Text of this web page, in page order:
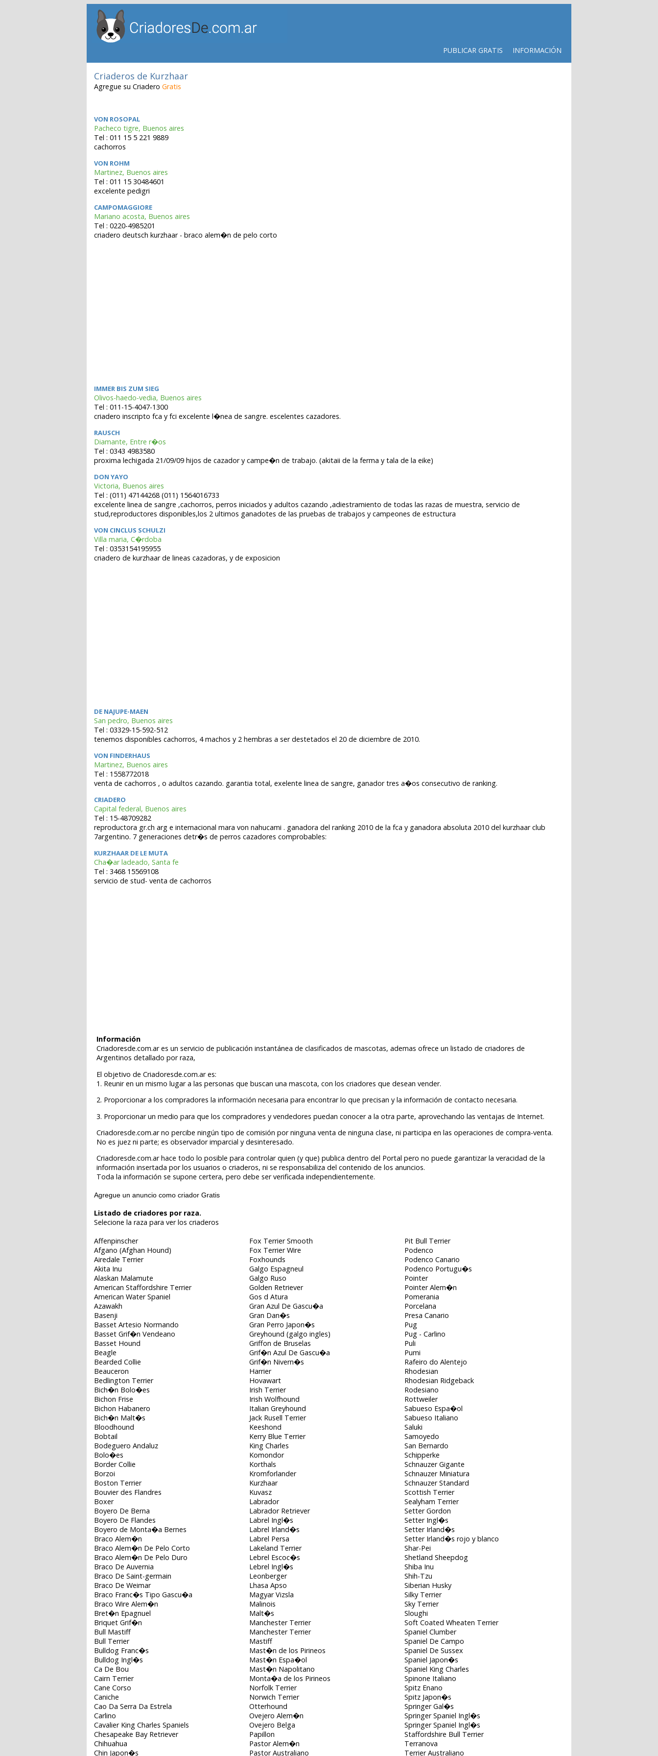
PUBLICAR GRATIS INFORMACIÓN
Criaderos de Kurzhaar
Agregue su Criadero Gratis
VON ROSOPAL
Pacheco tigre, Buenos aires
Tel : 011 15 5 221 9889
cachorros
VON ROHM
Martinez, Buenos aires
Tel : 011 15 30484601
excelente pedigri
CAMPOMAGGIORE
Mariano acosta, Buenos aires
Tel : 0220-4985201
criadero deutsch kurzhaar - braco alem�n de pelo corto
IMMER BIS ZUM SIEG
Olivos-haedo-vedia, Buenos aires
Tel : 011-15-4047-1300
criadero inscripto fca y fci excelente l�nea de sangre. escelentes cazadores.
RAUSCH
Diamante, Entre r�os
Tel : 0343 4983580
proxima lechigada 21/09/09 hijos de cazador y campe�n de trabajo. (akitaii de la ferma y tala de la eike)
DON YAYO
Victoria, Buenos aires
Tel : (011) 47144268 (011) 1564016733
excelente linea de sangre ,cachorros, perros iniciados y adultos cazando ,adiestramiento de todas las razas de muestra, servicio de
stud,reproductores disponibles,los 2 ultimos ganadotes de las pruebas de trabajos y campeones de estructura
VON CINCLUS SCHULZI
Villa maria, C�rdoba
Tel : 0353154195955
criadero de kurzhaar de lineas cazadoras, y de exposicion
DE NAJUPE-MAEN
San pedro, Buenos aires
Tel : 03329-15-592-512
tenemos disponibles cachorros, 4 machos y 2 hembras a ser destetados el 20 de diciembre de 2010.
VON FINDERHAUS
Martinez, Buenos aires
Tel : 1558772018
venta de cachorros , o adultos cazando. garantia total, exelente linea de sangre, ganador tres a�os consecutivo de ranking.
CRIADERO
Capital federal, Buenos aires
Tel : 15-48709282
reproductora gr.ch arg e internacional mara von nahucami . ganadora del ranking 2010 de la fca y ganadora absoluta 2010 del kurzhaar club
7argentino. 7 generaciones detr�s de perros cazadores comprobables:
KURZHAAR DE LE MUTA
Cha�ar ladeado, Santa fe
Tel : 3468 15569108
servicio de stud- venta de cachorros
Información
Criadoresde.com.ar es un servicio de publicación instantánea de clasificados de mascotas, ademas ofrece un listado de criadores de
Argentinos detallado por raza,
El objetivo de Criadoresde.com.ar es:
1. Reunir en un mismo lugar a las personas que buscan una mascota, con los criadores que desean vender.
2. Proporcionar a los compradores la información necesaria para encontrar lo que precisan y la información de contacto necesaria.
3. Proporcionar un medio para que los compradores y vendedores puedan conocer a la otra parte, aprovechando las ventajas de Internet.
Criadoresde.com.ar no percibe ningún tipo de comisión por ninguna venta de ninguna clase, ni participa en las operaciones de compra-venta.
No es juez ni parte; es observador imparcial y desinteresado.
Criadoresde.com.ar hace todo lo posible para controlar quien (y que) publica dentro del Portal pero no puede garantizar la veracidad de la
información insertada por los usuarios o criaderos, ni se responsabiliza del contenido de los anuncios.
Toda la información se supone certera, pero debe ser verificada independientemente.
Agregue un anuncio como criador Gratis
Listado de criadores por raza.
Selecione la raza para ver los criaderos
Affenpinscher
Afgano (Afghan Hound)
Airedale Terrier
Akita Inu
Alaskan Malamute
American Staffordshire Terrier
American Water Spaniel
Azawakh
Basenji
Basset Artesio Normando
Basset Grif�n Vendeano
Basset Hound
Beagle
Bearded Collie
Beauceron
Bedlington Terrier
Bich�n Bolo�es
Bichon Frise
Bichon Habanero
Bich�n Malt�s
Bloodhound
Bobtail
Bodeguero Andaluz
Bolo�es
Border Collie
Borzoi
Boston Terrier
Bouvier des Flandres
Boxer
Boyero De Berna
Boyero De Flandes
Boyero de Monta�a Bernes
Braco Alem�n
Braco Alem�n De Pelo Corto
Braco Alem�n De Pelo Duro
Braco De Auvernia
Braco De Saint-germain
Braco De Weimar
Braco Franc�s Tipo Gascu�a
Braco Wire Alem�n
Bret�n Epagnuel
Briquet Grif�n
Bull Mastiff
Bull Terrier
Bulldog Franc�s
Bulldog Ingl�s
Ca De Bou
Cairn Terrier
Cane Corso
Caniche
Cao Da Serra Da Estrela
Carlino
Cavalier King Charles Spaniels
Chesapeake Bay Retriever
Chihuahua
Chin Japon�s
Fox Terrier Smooth
Fox Terrier Wire
Foxhounds
Galgo Espagneul
Galgo Ruso
Golden Retriever
Gos d Atura
Gran Azul De Gascu�a
Gran Dan�s
Gran Perro Japon�s
Greyhound (galgo ingles)
Griffon de Bruselas
Grif�n Azul De Gascu�a
Grif�n Nivern�s
Harrier
Hovawart
Irish Terrier
Irish Wolfhound
Italian Greyhound
Jack Rusell Terrier
Keeshond
Kerry Blue Terrier
King Charles
Komondor
Korthals
Kromforlander
Kurzhaar
Kuvasz
Labrador
Labrador Retriever
Labrel Ingl�s
Labrel Irland�s
Labrel Persa
Lakeland Terrier
Lebrel Escoc�s
Lebrel Ingl�s
Leonberger
Lhasa Apso
Magyar Vizsla
Malinois
Malt�s
Manchester Terrier
Manchester Terrier
Mastiff
Mast�n de los Pirineos
Mast�n Espa�ol
Mast�n Napolitano
Monta�a de los Pirineos
Norfolk Terrier
Norwich Terrier
Otterhound
Ovejero Alem�n
Ovejero Belga
Papillon
Pastor Alem�n
Pastor Australiano
Pit Bull Terrier
Podenco
Podenco Canario
Podenco Portugu�s
Pointer
Pointer Alem�n
Pomerania
Porcelana
Presa Canario
Pug
Pug - Carlino
Puli
Pumi
Rafeiro do Alentejo
Rhodesian
Rhodesian Ridgeback
Rodesiano
Rottweiler
Sabueso Espa�ol
Sabueso Italiano
Saluki
Samoyedo
San Bernardo
Schipperke
Schnauzer Gigante
Schnauzer Miniatura
Schnauzer Standard
Scottish Terrier
Sealyham Terrier
Setter Gordon
Setter Ingl�s
Setter Irland�s
Setter Irland�s rojo y blanco
Shar-Pei
Shetland Sheepdog
Shiba Inu
Shih-Tzu
Siberian Husky
Silky Terrier
Sky Terrier
Sloughi
Soft Coated Wheaten Terrier
Spaniel Clumber
Spaniel De Campo
Spaniel De Sussex
Spaniel Japon�s
Spaniel King Charles
Spinone Italiano
Spitz Enano
Spitz Japon�s
Springer Gal�s
Springer Spaniel Ingl�s
Springer Spaniel Ingl�s
Staffordshire Bull Terrier
Terranova
Terrier Australiano